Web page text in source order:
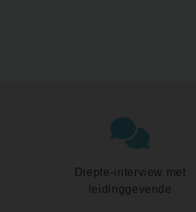
Diepte-interview met
leidinggevende